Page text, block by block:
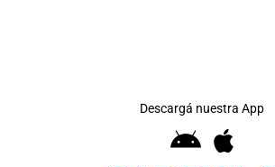
Descargá nuestra App